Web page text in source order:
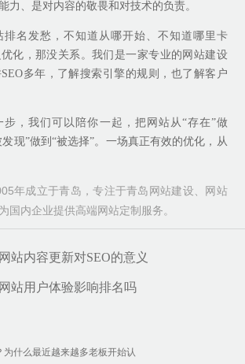
力、是对内容的敬畏和对技术的负责。
排名发愁，不知道从哪开始、不知道哪里卡
化，那没关系。我们是一家专业的网站建设
多年，了解搜索引擎的规则，也了解客户
步，我们可以陪你一起，把网站从“存在”做
发现”做到“被选择”。一场真正有效的优化，从
年成立于青岛，专注于青岛网站建设、网站
国内企业提供高端网站定制服务。
网站内容更新对SEO的意义
网站用户体验影响排名吗
为什么最近越来越多老板开始认